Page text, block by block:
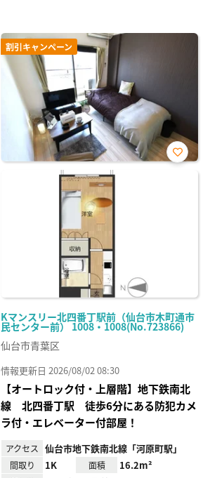
割引キャンペーン
Kマンスリー北四番丁駅前（仙台市木町通市
民センター前） 1008・1008(No.723866)
お気
仙台市青葉区
情報更新日 2026/08/02 08:30
【オートロック付・上層階】地下鉄南北
線 北四番丁駅 徒歩6分にある防犯カメ
ラ付・エレベーター付部屋！
アクセス 仙台市地下鉄南北線「河原町駅」
間取り 1K 面積 16.2m²